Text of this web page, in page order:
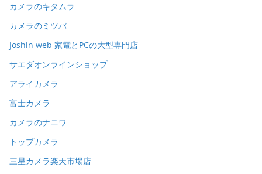
カメラのキタムラ
カメラのミツバ
Joshin web 家電とPCの大型専門店
サエダオンラインショップ
アライカメラ
富士カメラ
カメラのナニワ
トップカメラ
三星カメラ楽天市場店